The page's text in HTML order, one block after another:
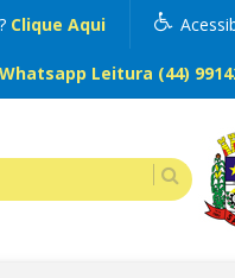
Clique Aqui
Leitura (44)